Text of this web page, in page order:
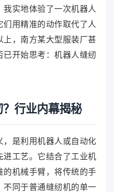
实地体验了一次机器人
用精准的动作取代了人
上，南方某大型服装厂甚
已开始思考：机器人缝纫
行业内幕揭秘
，是利用机器人或自动化
进工艺。它结合了工业机
的机械手臂，将传统的手
不同于普通缝纫机的单一